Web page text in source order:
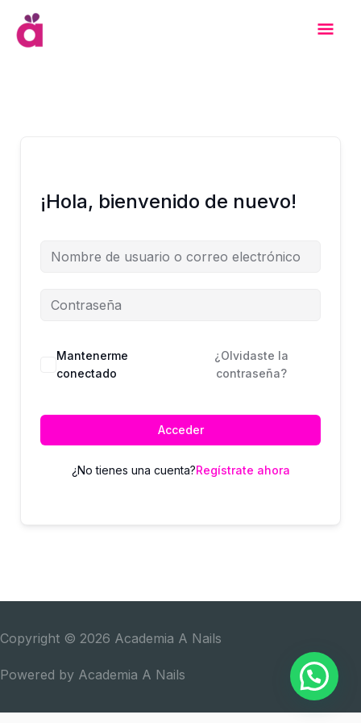
contenido
¡Hola, bienvenido de nuevo!
Mantenerme
conectado
¿Olvidaste la
contraseña?
Acceder
¿No tienes una cuenta?Regístrate ahora
Copyright © 2026 Academia A Nails
Powered by Academia A Nails